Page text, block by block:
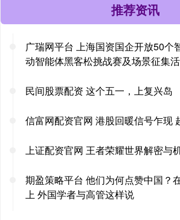
推荐资讯
广瑞网平台 上海国资国企开放50个
动智能体黑客松挑战赛及场景征集
民间股票配资 这个五一，上复兴岛
信富网配资官网 港股回暖信号乍现
上证配资官网 王者荣耀世界解密与
期盈策略平台 他们为何点赞中国？
上 外国学者与高管这样说